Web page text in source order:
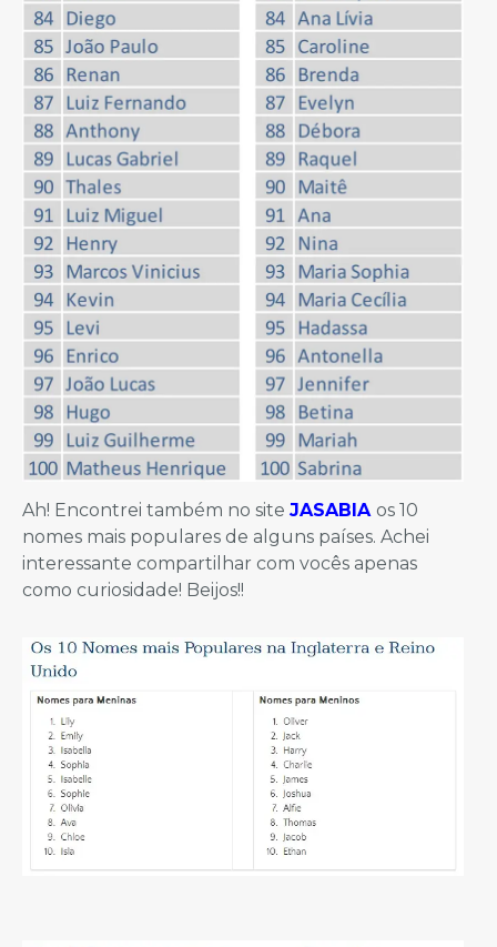
Ah! Encontrei também no site JASABIA os 10
nomes mais populares de alguns países. Achei
interessante compartilhar com vocês apenas
como curiosidade! Beijos!!